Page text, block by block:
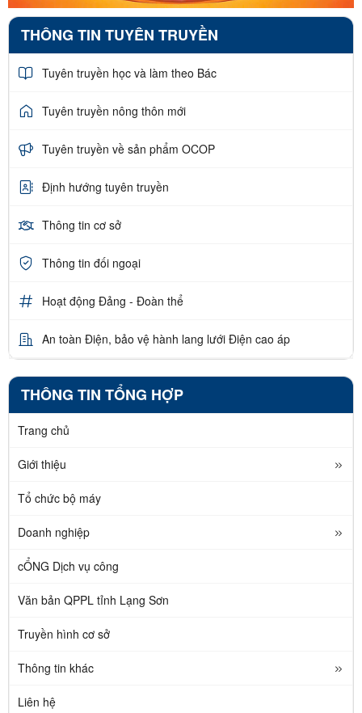
THÔNG TIN TUYÊN TRUYỀN
Tuyên truyền học và làm theo Bác
Tuyên truyền nông thôn mới
Tuyên truyền về sản phẩm OCOP
Định hướng tuyên truyền
Thông tin cơ sở
Thông tin đối ngoại
Hoạt động Đảng - Đoàn thể
An toàn Điện, bảo vệ hành lang lưới Điện cao áp
THÔNG TIN TỔNG HỢP
Trang chủ
Giới thiệu
Tổ chức bộ máy
Doanh nghiệp
cỔNG Dịch vụ công
Văn bản QPPL tỉnh Lạng Sơn
Truyền hình cơ sở
Thông tin khác
Liên hệ